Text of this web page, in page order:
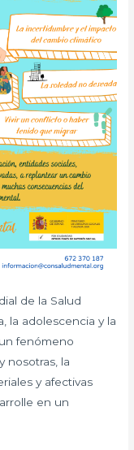
de la Salud
la adolescencia y la
fenómeno
nosotras, la
y afectivas
en un